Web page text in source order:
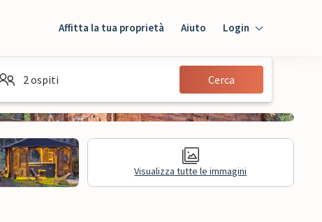
Affitta la tua proprietà Aiuto Login
Ospiti
2 ospiti Cerca
Visualizza tutte le immagini